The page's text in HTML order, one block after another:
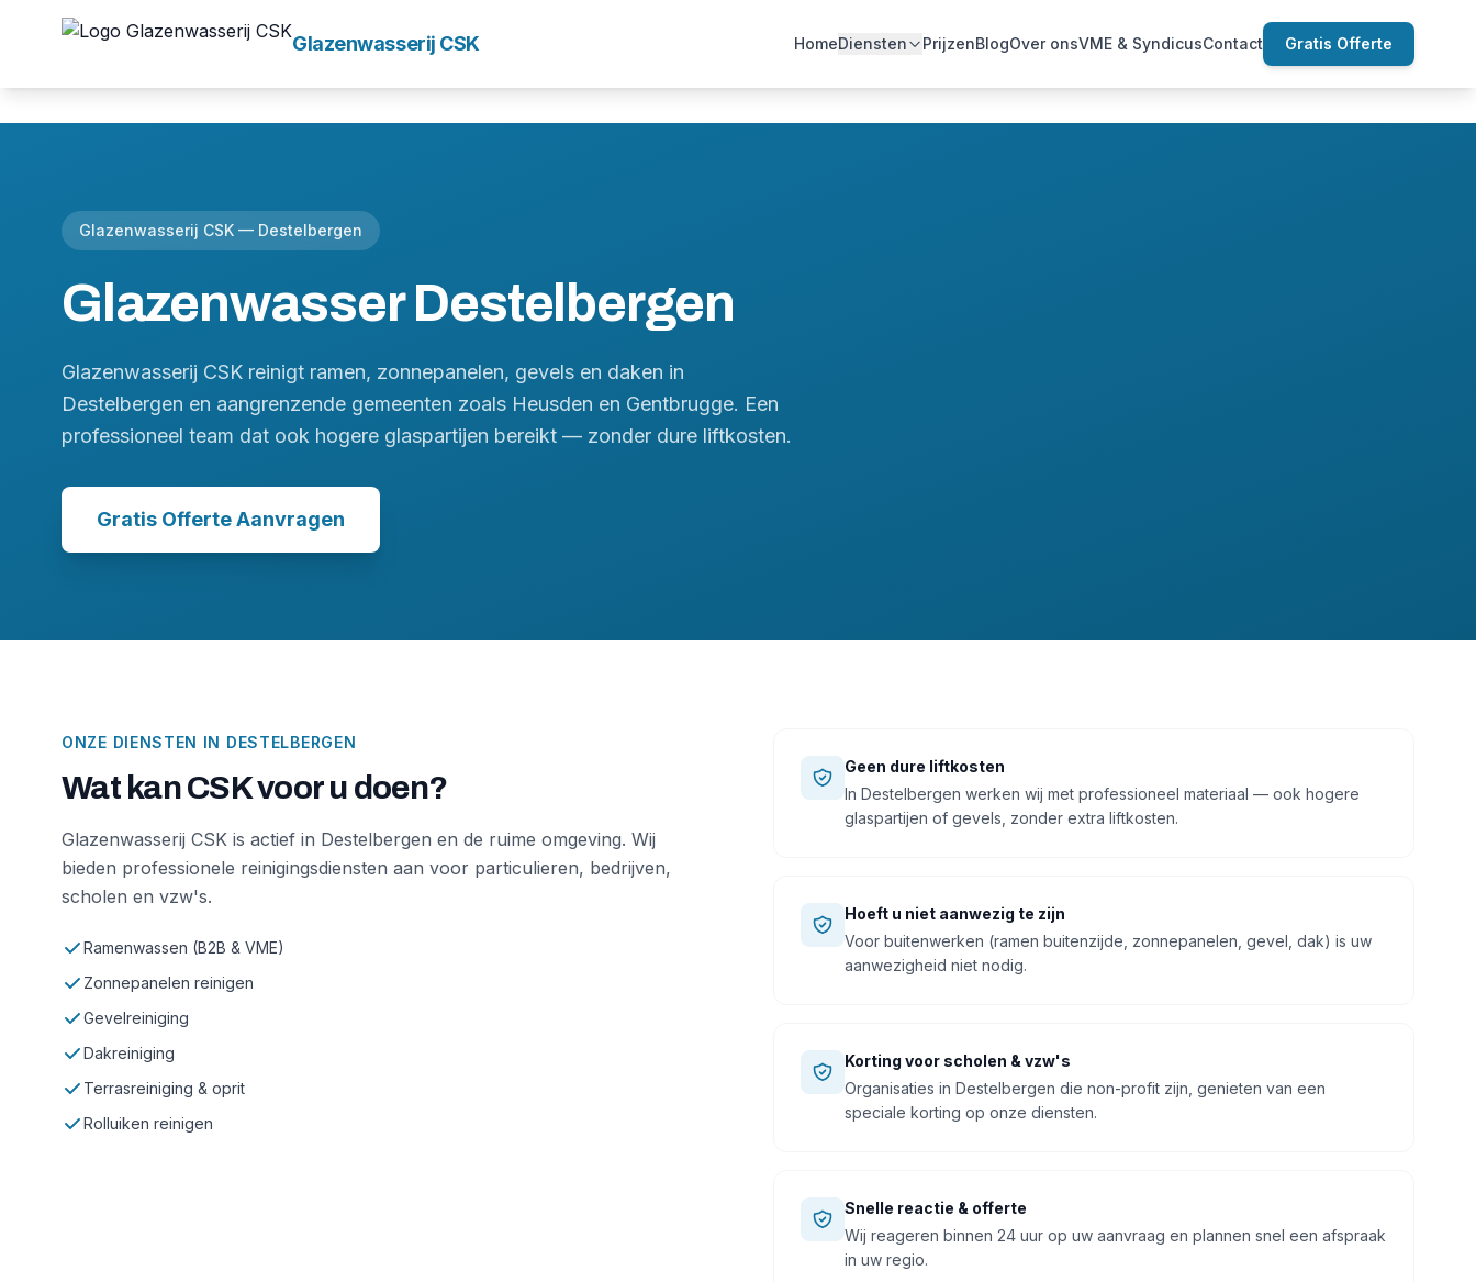
Glazenwasserij CSK HomeDiensten PrijzenBlogOver onsVME & SyndicusContact Gratis Offerte
Glazenwasserij CSK — Destelbergen
GlazenwasserDestelbergen
Glazenwasserij CSK reinigt ramen, zonnepanelen, gevels en daken in
Destelbergen en aangrenzende gemeenten zoals Heusden en Gentbrugge. Een
professioneel team dat ook hogere glaspartijen bereikt — zonder dure liftkosten.
Gratis Offerte Aanvragen
ONZE DIENSTEN IN DESTELBERGEN
Wat kan CSK voor u doen?
Glazenwasserij CSK is actief in Destelbergen en de ruime omgeving. Wij
bieden professionele reinigingsdiensten aan voor particulieren, bedrijven,
scholen en vzw's.
Ramenwassen (B2B & VME)
Zonnepanelen reinigen
Gevelreiniging
Dakreiniging
Terrasreiniging & oprit
Rolluiken reinigen
Geen dure liftkosten
In Destelbergen werken wij met professioneel materiaal — ook hogere
glaspartijen of gevels, zonder extra liftkosten.
Hoeft u niet aanwezig te zijn
Voor buitenwerken (ramen buitenzijde, zonnepanelen, gevel, dak) is uw
aanwezigheid niet nodig.
Korting voor scholen & vzw's
Organisaties in Destelbergen die non-profit zijn, genieten van een
speciale korting op onze diensten.
Snelle reactie & offerte
Wij reageren binnen 24 uur op uw aanvraag en plannen snel een afspraak
in uw regio.